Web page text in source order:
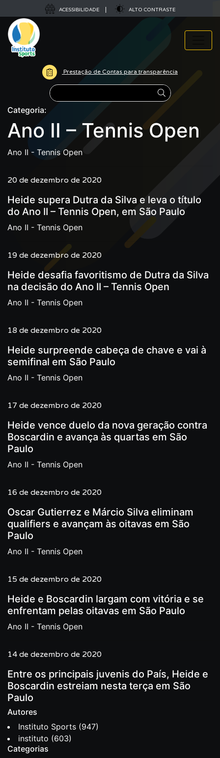
ACESSIBILIDADE ALTO CONTRASTE
Prestação de Contas para transparência
Pesquisar
Categoria:
Ano II – Tennis Open
Ano II - Tennis Open
20 de dezembro de 2020
Heide supera Dutra da Silva e leva o título
do Ano II – Tennis Open, em São Paulo
Ano II - Tennis Open
19 de dezembro de 2020
Heide desafia favoritismo de Dutra da Silva
na decisão do Ano II – Tennis Open
Ano II - Tennis Open
18 de dezembro de 2020
Heide surpreende cabeça de chave e vai à
semifinal em São Paulo
Ano II - Tennis Open
17 de dezembro de 2020
Heide vence duelo da nova geração contra
Boscardin e avança às quartas em São
Paulo
Ano II - Tennis Open
16 de dezembro de 2020
Oscar Gutierrez e Márcio Silva eliminam
qualifiers e avançam às oitavas em São
Paulo
Ano II - Tennis Open
15 de dezembro de 2020
Heide e Boscardin largam com vitória e se
enfrentam pelas oitavas em São Paulo
Ano II - Tennis Open
14 de dezembro de 2020
Entre os principais juvenis do País, Heide e
Boscardin estreiam nesta terça em São
Paulo
Autores
Instituto Sports (947)
instituto (603)
Categorias